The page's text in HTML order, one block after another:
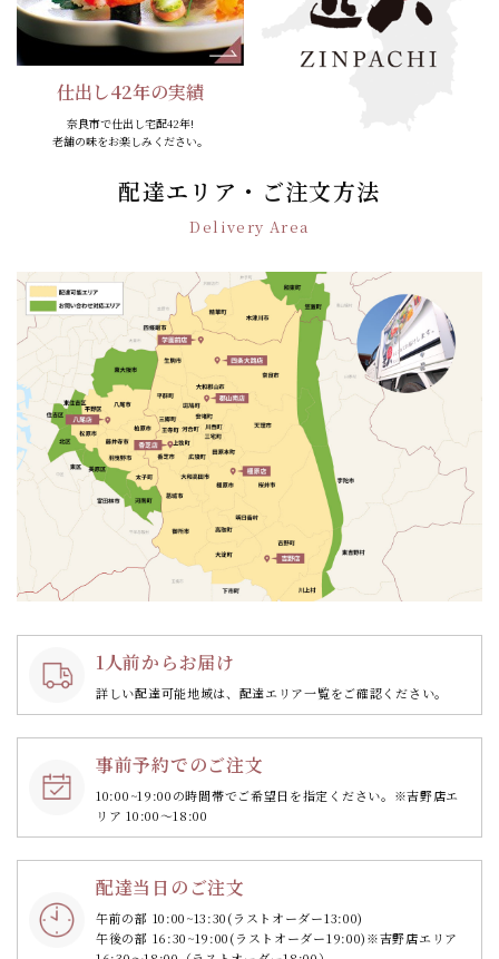
仕出し42年の実績
奈良市で仕出し宅配42年!
老舗の味をお楽しみください。
配達エリア・ご注文方法
Delivery Area
1人前からお届け
詳しい配達可能地域は、配達エリア一覧をご確認ください。
事前予約でのご注文
10:00~19:00の時間帯でご希望日を指定ください。 ※吉野店エ
リア 10:00～18:00
配達当日のご注文
午前の部 10:00~13:30(ラストオーダー13:00)
午後の部 16:30~19:00(ラストオーダー19:00)※吉野店エリア